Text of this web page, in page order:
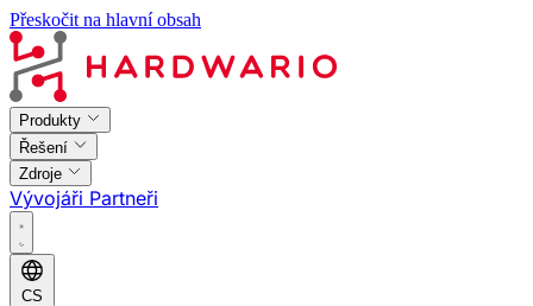
Přeskočit na hlavní obsah
Produkty
Řešení
Zdroje
Vývojáři Partneři
CS